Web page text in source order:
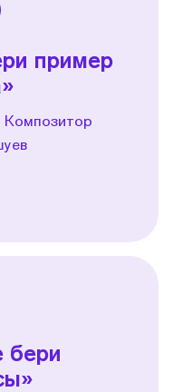
пример
Композитор
бери